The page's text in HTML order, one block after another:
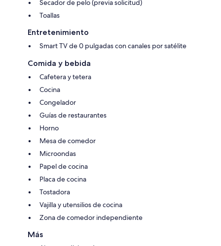
Secador de pelo (previa solicitud)
Toallas
Entretenimiento
Smart TV de 0 pulgadas con canales por satélite
Comida y bebida
Cafetera y tetera
Cocina
Congelador
Guías de restaurantes
Horno
Mesa de comedor
Microondas
Papel de cocina
Placa de cocina
Tostadora
Vajilla y utensilios de cocina
Zona de comedor independiente
Más